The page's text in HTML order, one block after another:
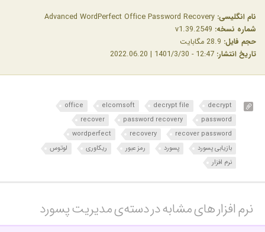
نام انگلیسی:
شماره نسخه:
حجم فایل:
تاریخ انتشار:
decrypt
decrypt file
elcomsoft
office
password
password recovery
recover
recover password
recovery
wordperfect
بازیابی پسورد
پسورد رمز عبور ریکاوری
لوتوس
نرم افزار
نرم افزار های مشابه در دسته‌ی‌ مدیریت پسورد‎